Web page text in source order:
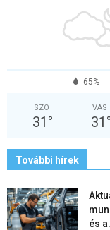
65%
SZO
31 °
VAS
31 °
További hírek
és